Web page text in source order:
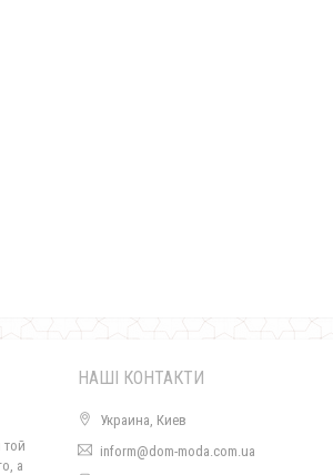
той
а
НАШІ КОНТАКТИ
Украина, Киев
inform@dom-moda.com.ua